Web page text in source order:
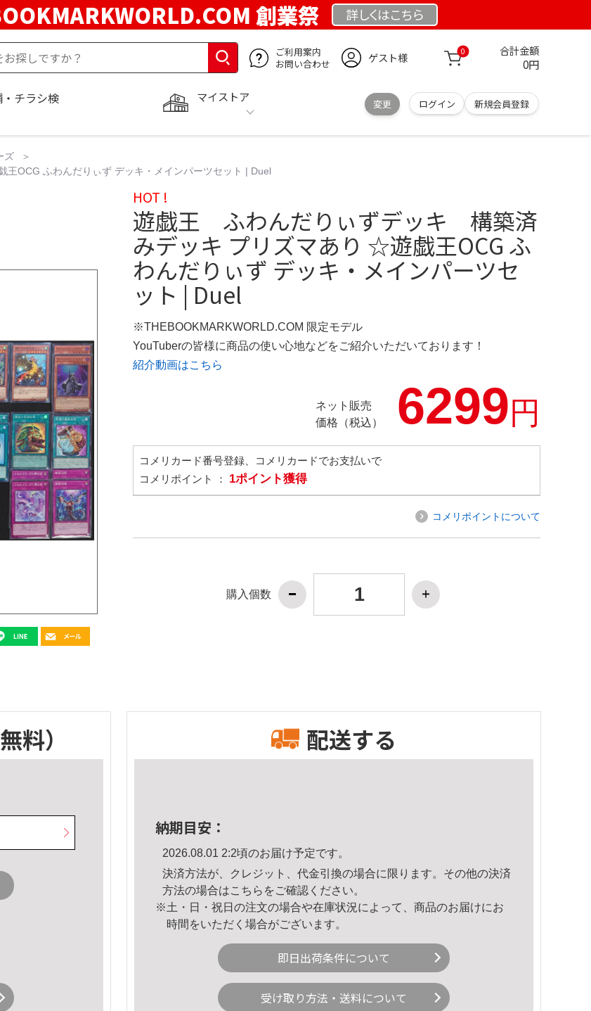
創業祭 詳しくはこちら
ご利用案内
お問い合わせ
ゲスト様 0 合計金額
0円
マイストア
変更 ログイン 新規会員登録
・チラシ検
ズ
OCG ふわんだりぃず デッキ・メインパーツセット | Duel
HOT !
遊戯王 ふわんだりぃずデッキ 構築済
みデッキ プリズマあり ☆遊戯王OCG ふ
わんだりぃず デッキ・メインパーツセ
ット | Duel
※THEBOOKMARKWORLD.COM 限定モデル
YouTuberの皆様に商品の使い心地などをご紹介いただいております！
紹介動画はこちら
ネット販売
価格（税込）
6299円
コメリカード番号登録、コメリカードでお支払いで
コメリポイント ： 1ポイント獲得
コメリポイントについて
購入個数
料） 配送する
納期目安：
2026.08.01 2:2頃のお届け予定です。
決済方法が、クレジット、代金引換の場合に限ります。その他の決済
方法の場合はこちら をご確認ください。
※土・日・祝日の注文の場合や在庫状況によって、商品のお届けにお
時間をいただく場合がございます。
即日出荷条件について
受け取り方法・送料について